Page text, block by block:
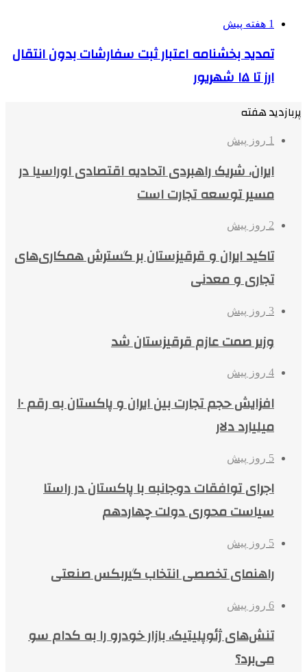
1 هفته پیش
تمدید بخشنامه اعتبار ثبت سفارشات بدون انتقال
ارز تا ۱۵ شهریور
پربازدید هفته
1 روز پیش
ایران، شریک راهبردی اتحادیه اقتصادی اوراسیا در
مسیر توسعه تجارت است
2 روز پیش
تاکید ایران و قرقیزستان بر گسترش همکاری‌های
تجاری و معدنی
3 روز پیش
وزیر صمت عازم قرقیزستان شد
4 روز پیش
افزایش حجم تجارت بین ایران و پاکستان به رقم ۱۰
میلیارد دلار
5 روز پیش
اجرای توافقات دوجانبه با پاکستان در راستا
سیاست محوری دولت چهاردهم
5 روز پیش
راهنمای تخصصی انتخاب گیربکس صنعتی
6 روز پیش
تنش‌های ژئوپلیتیک، بازار خودرو را به کدام سو
می‌برد؟